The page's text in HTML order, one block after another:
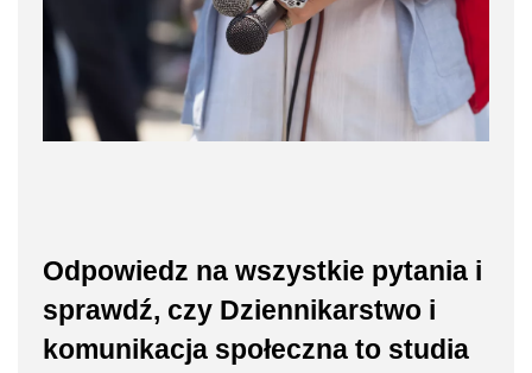
Odpowiedz na wszystkie pytania i
sprawdź, czy Dziennikarstwo i
komunikacja społeczna to studia